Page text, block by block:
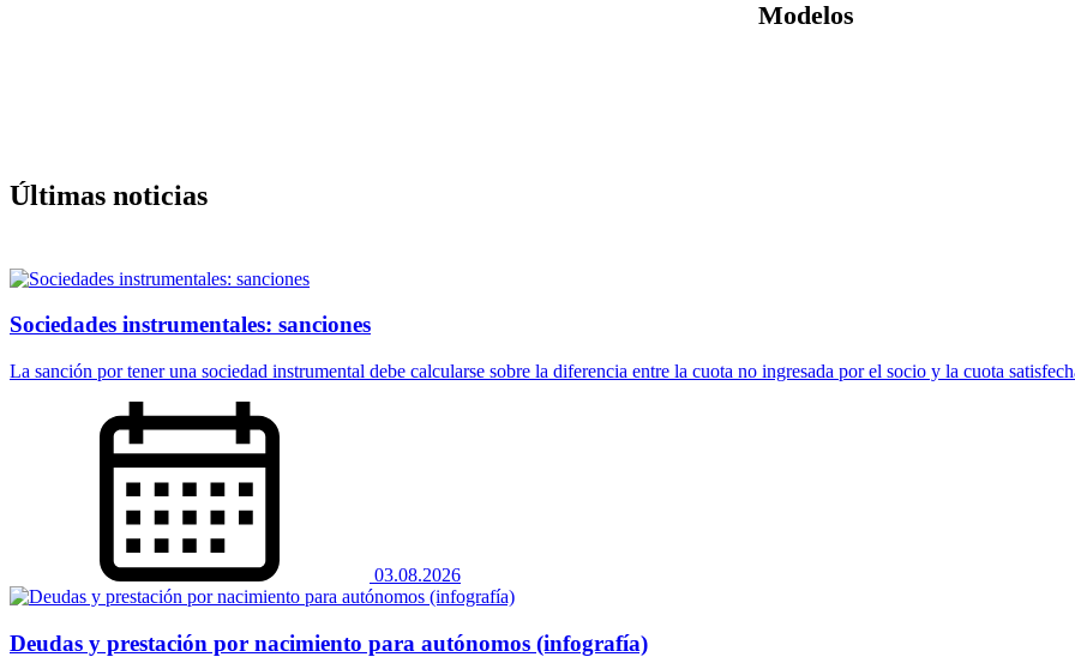
Modelos
Últimas noticias
Sociedades instrumentales: sanciones
La sanción por tener una sociedad instrumental debe calcularse sobre la diferencia entre la cuota no ingresada por el socio y la cuota
03.08.2026
Deudas y prestación por nacimiento para autónomos (infografía)